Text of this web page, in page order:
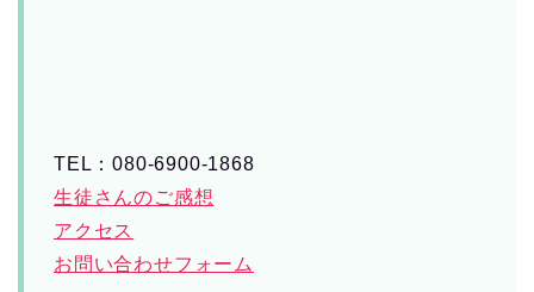
TEL：080-6900-1868
生徒さんのご感想
アクセス
お問い合わせフォーム